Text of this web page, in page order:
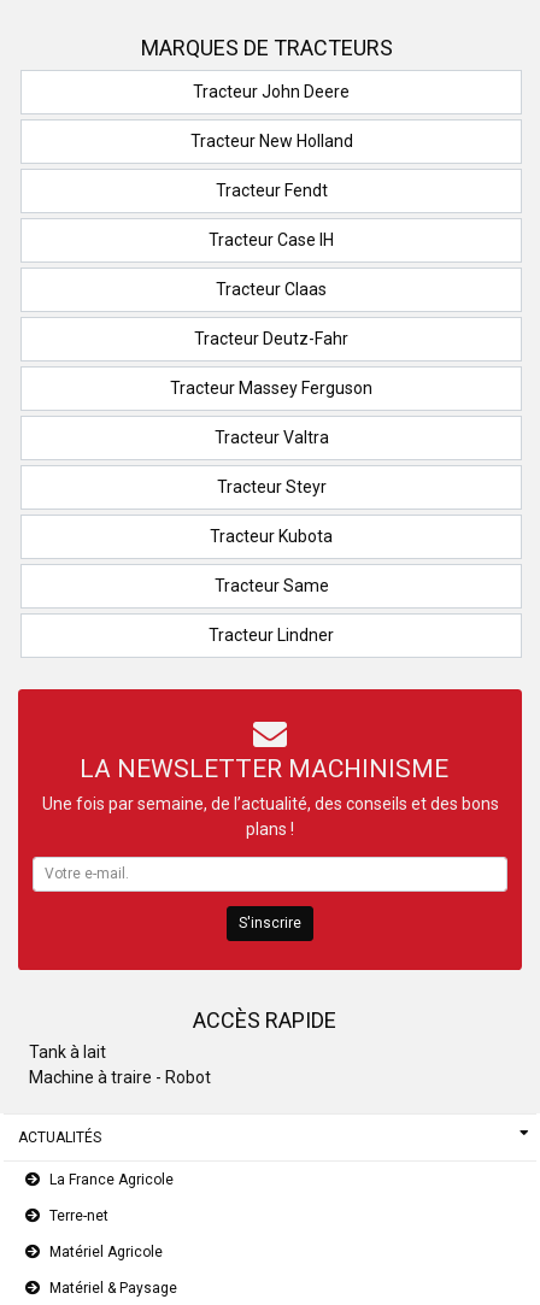
ACCÈS RAPIDE
Tank à lait
Machine à traire - Robot
MARQUES DE TRACTEURS
Tracteur John Deere
Tracteur New Holland
Tracteur Fendt
Tracteur Case IH
Tracteur Claas
Tracteur Deutz-Fahr
Tracteur Massey Ferguson
Tracteur Valtra
Tracteur Steyr
Tracteur Kubota
Tracteur Same
Tracteur Lindner
LA NEWSLETTER MACHINISME
Une fois par semaine, de l’actualité, des conseils et des bons
plans !
S'inscrire
ACTUALITÉS
La France Agricole
Terre-net
Matériel Agricole
Matériel & Paysage